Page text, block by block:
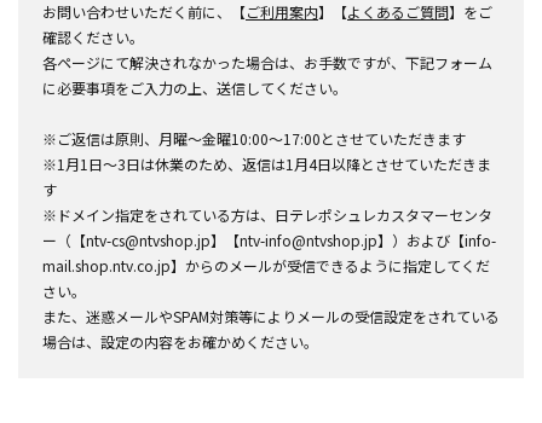
お問い合わせいただく前に、【ご利用案内】【よくあるご質問】をご
確認ください。
各ページにて解決されなかった場合は、お手数ですが、下記フォーム
に必要事項をご入力の上、送信してください。
※ご返信は原則、月曜～金曜10:00～17:00とさせていただきます
※1月1日～3日は休業のため、返信は1月4日以降とさせていただきま
す
※ドメイン指定をされている方は、日テレポシュレカスタマーセンタ
ー（【ntv-cs@ntvshop.jp】【ntv-info@ntvshop.jp】）および【info-
mail.shop.ntv.co.jp】からのメールが受信できるように指定してくだ
さい。
また、迷惑メールやSPAM対策等によりメールの受信設定をされている
場合は、設定の内容をお確かめください。